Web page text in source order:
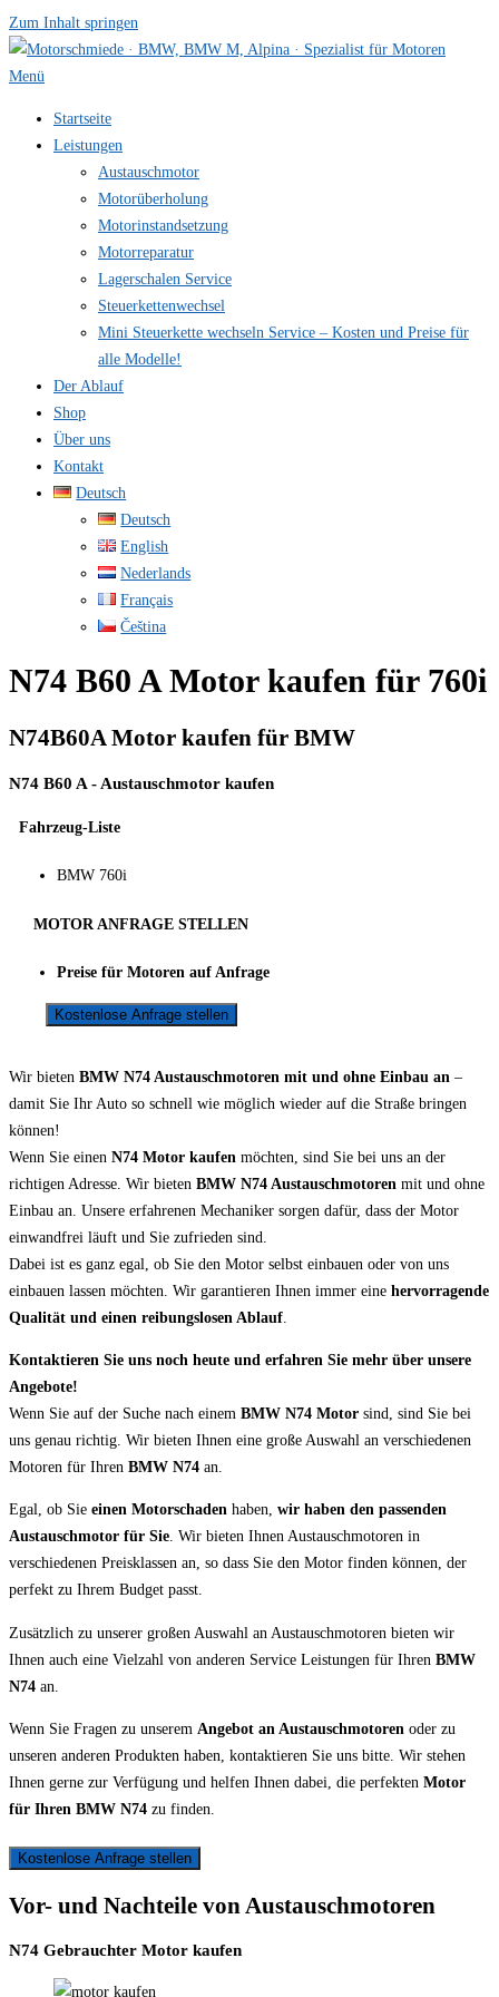
Zum Inhalt springen
Menü
Startseite
Leistungen
Austauschmotor
Motorüberholung
Motorinstandsetzung
Motorreparatur
Lagerschalen Service
Steuerkettenwechsel
Mini Steuer­kette wechseln Service – Kosten und Preise für
alle Modelle!
Der Ablauf
Shop
Über uns
Kontakt
Deutsch
Deutsch
English
Nederlands
Français
Čeština
N74 B60 A Motor kaufen für 760i
N74B60A Motor kaufen für BMW
N74 B60 A - Austauschmotor kaufen
Fahrzeug-Liste
BMW 760i
MOTOR ANFRAGE STELLEN
Preise für Motoren auf Anfrage
Kostenlose Anfrage stellen
Wir bieten BMW N74 Austauschmotoren mit und ohne Einbau an –
damit Sie Ihr Auto so schnell wie möglich wieder auf die Straße bringen
können!
Wenn Sie einen N74 Motor kaufen möchten, sind Sie bei uns an der
richtigen Adresse. Wir bieten BMW N74 Austauschmotoren mit und ohne
Einbau an. Unsere erfahrenen Mechaniker sorgen dafür, dass der Motor
einwandfrei läuft und Sie zufrieden sind.
Dabei ist es ganz egal, ob Sie den Motor selbst einbauen oder von uns
einbauen lassen möchten. Wir garantieren Ihnen immer eine hervorragende
Qualität und einen reibungslosen Ablauf
Kontaktieren Sie uns noch heute und erfahren Sie mehr über unsere
Angebote!
Wenn Sie auf der Suche nach einem BMW N74 Motor sind, sind Sie bei
uns genau richtig. Wir bieten Ihnen eine große Auswahl an verschiedenen
Motoren für Ihren BMW N74 an.
Egal, ob Sie einen Motorschaden haben, wir haben den passenden
Austauschmotor für Sie. Wir bieten Ihnen Austauschmotoren in
verschiedenen Preisklassen an, so dass Sie den Motor finden können, der
perfekt zu Ihrem Budget passt.
Zusätzlich zu unserer großen Auswahl an Austauschmotoren bieten wir
Ihnen auch eine Vielzahl von anderen Service Leistungen für Ihren BMW
N74 an.
Wenn Sie Fragen zu unserem Angebot an Austauschmotoren oder zu
unseren anderen Produkten haben, kontaktieren Sie uns bitte. Wir stehen
Ihnen gerne zur Verfügung und helfen Ihnen dabei, die perfekten Motor
für Ihren BMW N74 zu finden.
Kostenlose Anfrage stellen
Vor- und Nachteile von Austauschmotoren
N74 Gebrauchter Motor kaufen